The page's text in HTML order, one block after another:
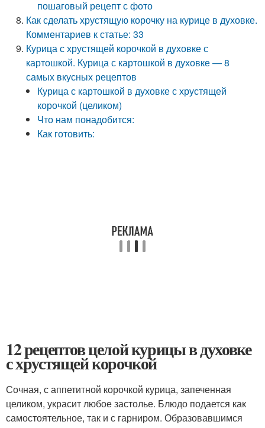
пошаговый рецепт с фото
Как сделать хрустящую корочку на курице в духовке.
Комментариев к статье: 33
Курица с хрустящей корочкой в духовке с
картошкой. Курица с картошкой в духовке — 8
самых вкусных рецептов
Курица с картошкой в духовке с хрустящей
корочкой (целиком)
Что нам понадобится:
Как готовить:
12 рецептов целой курицы в духовке
с хрустящей корочкой
Сочная, с аппетитной корочкой курица, запеченная
целиком, украсит любое застолье. Блюдо подается как
самостоятельное, так и с гарниром. Образовавшимся